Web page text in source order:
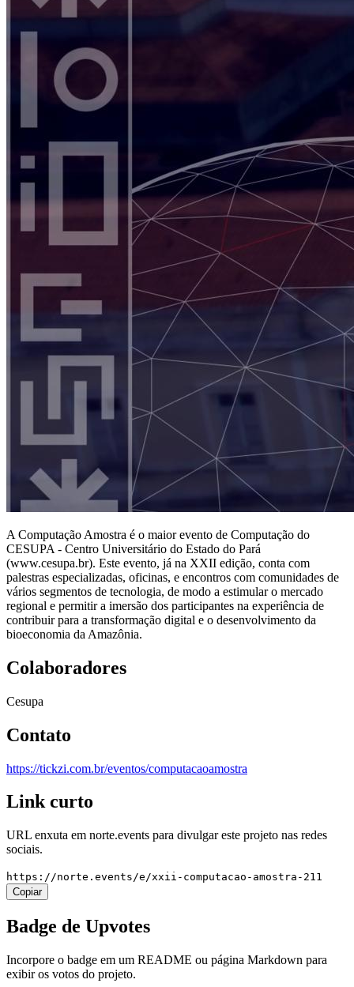
A Computação Amostra é o maior evento de Computação do
CESUPA - Centro Universitário do Estado do Pará
(www.cesupa.br). Este evento, já na XXII edição, conta com
palestras especializadas, oficinas, e encontros com comunidades de
vários segmentos de tecnologia, de modo a estimular o mercado
regional e permitir a imersão dos participantes na experiência de
contribuir para a transformação digital e o desenvolvimento da
bioeconomia da Amazônia.
Colaboradores
Cesupa
Contato
https://tickzi.com.br/eventos/computacaoamostra
Link curto
URL enxuta em norte.events para divulgar este projeto nas redes
sociais.
https://norte.events/e/xxii-computacao-amostra-211
Copiar
Badge de Upvotes
Incorpore o badge em um README ou página Markdown para
exibir os votos do projeto.